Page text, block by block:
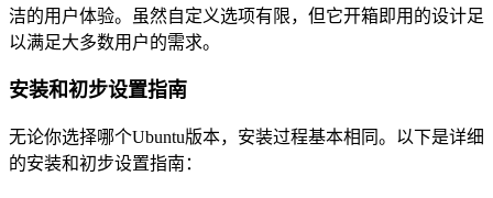
洁的用户体验。虽然自定义选项有限，但它开箱即用的设计足
以满足大多数用户的需求。
安装和初步设置指南
无论你选择哪个Ubuntu版本，安装过程基本相同。以下是详细
的安装和初步设置指南：